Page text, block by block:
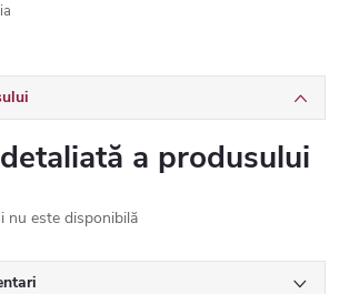
a produsului
nu este disponibilă